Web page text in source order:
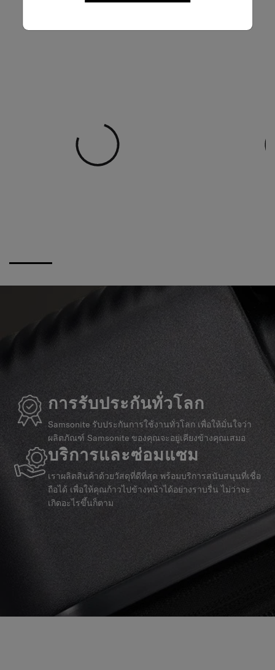
การรับประกันทั่วโลก
Samsonite รับประกันการใช้งานทั่วโลก เพื่อให้มั่นใจว่า
ผลิตภัณฑ์ Samsonite ของคุณจะอยู่เคียงข้างคุณเสมอ
บริการและซ่อมแซม
เราผลิตสินค้าด้วยวัสดุที่ดีที่สุด พร้อมบริการสนับสนุนที่เชื่อ
ถือได้ เพื่อให้คุณก้าวไปข้างหน้าได้อย่างราบรื่น ไม่ว่าจะ
เกิดอะไรขึ้นก็ตาม